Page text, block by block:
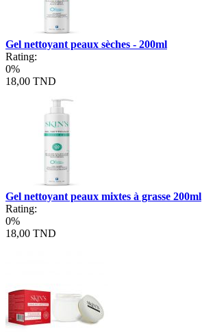
Gel nettoyant peaux sèches - 200ml
Rating:
0%
18,00 TND
Gel nettoyant peaux mixtes à grasse 200ml
Rating:
0%
18,00 TND